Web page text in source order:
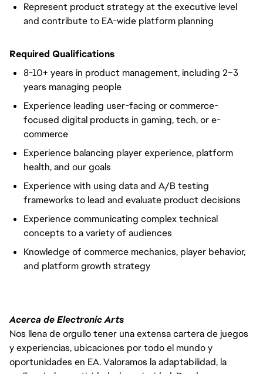
Represent product strategy at the executive level
and contribute to EA-wide platform planning
Required Qualifications
8-10+ years in product management, including 2–3
years managing people
Experience leading user-facing or commerce-
focused digital products in gaming, tech, or e-
commerce
Experience balancing player experience, platform
health, and our goals
Experience with using data and A/B testing
frameworks to lead and evaluate product decisions
Experience communicating complex technical
concepts to a variety of audiences
Knowledge of commerce mechanics, player behavior,
and platform growth strategy
Acerca de Electronic Arts
Nos llena de orgullo tener una extensa cartera de juegos
y experiencias, ubicaciones por todo el mundo y
oportunidades en EA. Valoramos la adaptabilidad, la